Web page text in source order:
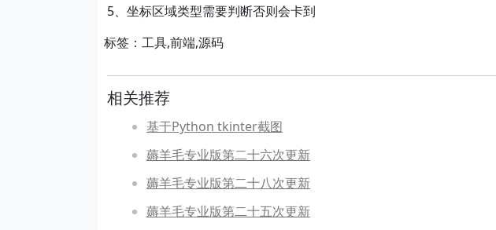
5、坐标区域类型需要判断否则会卡到
标签：工具,前端,源码
相关推荐
基于Python tkinter截图
薅羊毛专业版第二十六次更新
薅羊毛专业版第二十八次更新
薅羊毛专业版第二十五次更新